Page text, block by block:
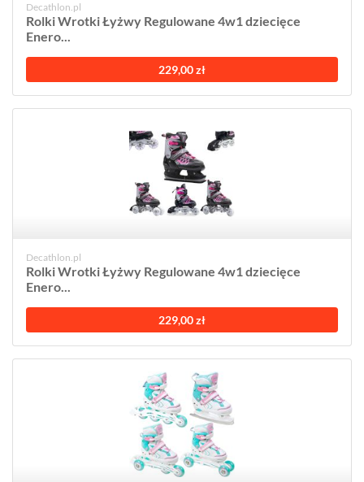
Decathlon.pl
Rolki Wrotki Łyżwy Regulowane 4w1 dziecięce
Enero...
229,00 zł
Decathlon.pl
Rolki Wrotki Łyżwy Regulowane 4w1 dziecięce
Enero...
229,00 zł